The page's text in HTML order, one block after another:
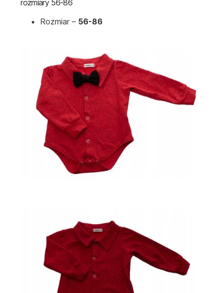
rozmiary 56-86
Rozmiar – 56-86